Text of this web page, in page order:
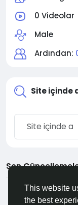
This website
the best
0 Videolar
Male
Ardından:
Site içinde
Son